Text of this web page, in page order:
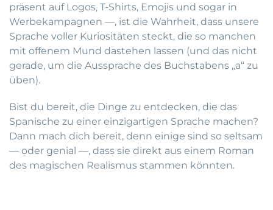
präsent auf Logos, T-Shirts, Emojis und sogar in
Werbekampagnen —, ist die Wahrheit, dass unsere
Sprache voller Kuriositäten steckt, die so manchen
mit offenem Mund dastehen lassen (und das nicht
gerade, um die Aussprache des Buchstabens „a“ zu
üben).
Bist du bereit, die Dinge zu entdecken, die das
Spanische zu einer einzigartigen Sprache machen?
Dann mach dich bereit, denn einige sind so seltsam
— oder genial —, dass sie direkt aus einem Roman
des magischen Realismus stammen könnten.